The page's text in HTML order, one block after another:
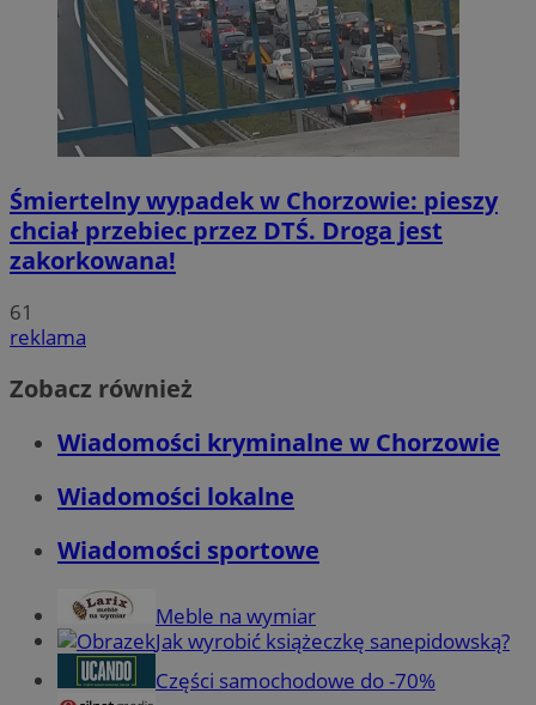
Śmiertelny wypadek w Chorzowie: pieszy
chciał przebiec przez DTŚ. Droga jest
zakorkowana!
61
reklama
Zobacz również
Wiadomości kryminalne w Chorzowie
Wiadomości lokalne
Wiadomości sportowe
Meble na wymiar
Jak wyrobić książeczkę sanepidowską?
Części samochodowe do -70%